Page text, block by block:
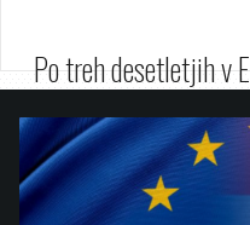
Po treh desetletjih v